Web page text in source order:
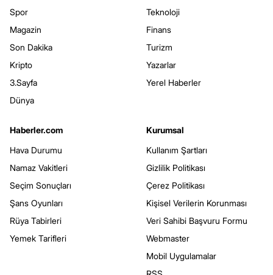
Spor
Magazin
Son Dakika
Kripto
3.Sayfa
Dünya
Teknoloji
Finans
Turizm
Yazarlar
Yerel Haberler
Haberler.com
Hava Durumu
Namaz Vakitleri
Seçim Sonuçları
Şans Oyunları
Rüya Tabirleri
Yemek Tarifleri
Kurumsal
Kullanım Şartları
Gizlilik Politikası
Çerez Politikası
Kişisel Verilerin Korunması
Veri Sahibi Başvuru Formu
Webmaster
Mobil Uygulamalar